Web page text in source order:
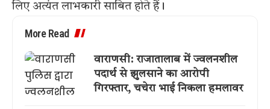
लिए अत्यंत लाभकारी साबित होते हैं।
More Read
वाराणसी: राजातालाब में ज्वलनशील
पदार्थ से झुलसाने का आरोपी
गिरफ्तार, चचेरा भाई निकला हमलावर